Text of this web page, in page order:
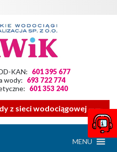
KAN: 601 395 677
wody: 693 722 774
601 353 240
sieci wodociągowej ——-
MENU